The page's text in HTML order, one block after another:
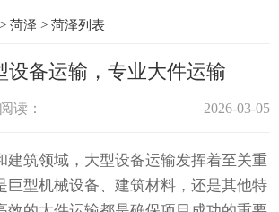
> 菏泽 > 菏泽列表
设备运输，专业大件运输
阅读： 2026-03-05
筑领域，大型设备运输发挥着至关重
巨型机械设备、建筑材料，还是其他特